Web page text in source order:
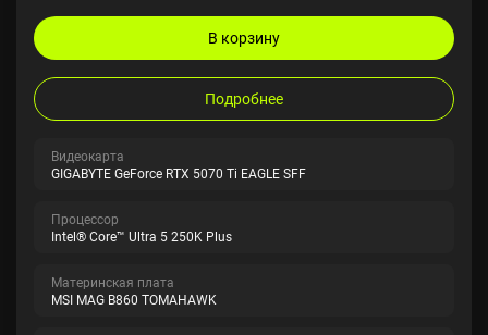
В корзину
Подробнее
Видеокарта
GIGABYTE GeForce RTX 5070 Ti EAGLE SFF
Процессор
Intel® Core™ Ultra 5 250K Plus
Материнская плата
MSI MAG B860 TOMAHAWK